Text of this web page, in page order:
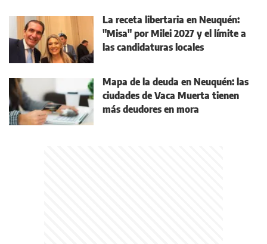
La receta libertaria en Neuquén:
"Misa" por Milei 2027 y el límite a
las candidaturas locales
Mapa de la deuda en Neuquén: las
ciudades de Vaca Muerta tienen
más deudores en mora